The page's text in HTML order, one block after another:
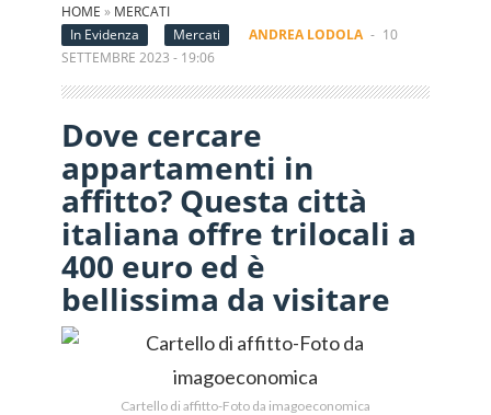
HOME » MERCATI
In Evidenza
Mercati ANDREA LODOLA - 10
SETTEMBRE 2023 - 19:06
Dove cercare
appartamenti in
affitto? Questa città
italiana offre trilocali a
400 euro ed è
bellissima da visitare
Cartello di affitto-Foto da imagoeconomica